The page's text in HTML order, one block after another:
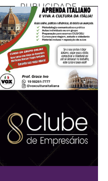
PUBLICIDADE